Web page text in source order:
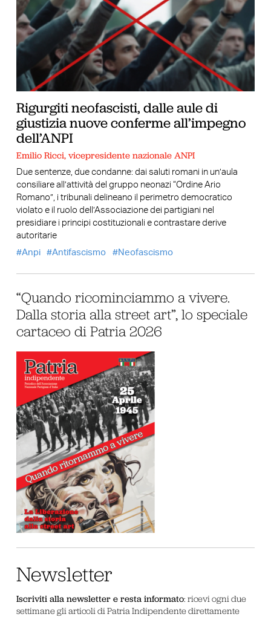
Rigurgiti neofascisti, dalle aule di
giustizia nuove conferme all’impegno
dell’ANPI
Emilio Ricci, vicepresidente nazionale ANPI
Due sentenze, due condanne: dai saluti romani in un’aula
consiliare all’attività del gruppo neonazi “Ordine Ario
Romano”, i tribunali delineano il perimetro democratico
violato e il ruolo dell’Associazione dei partigiani nel
presidiare i principi costituzionali e contrastare derive
autoritarie
Anpi
Antifascismo Neofascismo
“Quando ricominciammo a vivere.
Dalla storia alla street art”, lo speciale
cartaceo di Patria 2026
Newsletter
Iscriviti alla newsletter e resta informato: ricevi ogni due
settimane gli articoli di Patria Indipendente direttamente